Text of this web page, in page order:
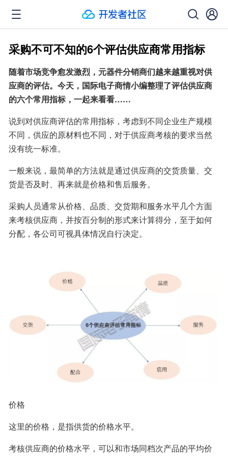
采购不可不知的6个评估供应商常用指标
随着市场竞争愈发激烈，元器件分销商们越来越重视对供
应商的评估。今天，国际电子商情小编整理了评估供应商
的六个常用指标，一起来看看……
说到对供应商评估的常用指标，考虑到不同企业生产规模
不同，供应的原材料也不同，对于供应商考核的要求当然
没有统一标准。
一般来说，最简单的方法就是通过供应商的交货质量、交
货是否及时、再来就是价格和售后服务。
采购人员通常从价格、品质、交货期和服务水平几个方面
来考核供应商，并按百分制的形式来计算得分，至于如何
分配，各公司可视具体情况自行决定。
价格
这里的价格，是指供货的价格水平。
考核供应商的价格水平，可以和市场同档次产品的平均价